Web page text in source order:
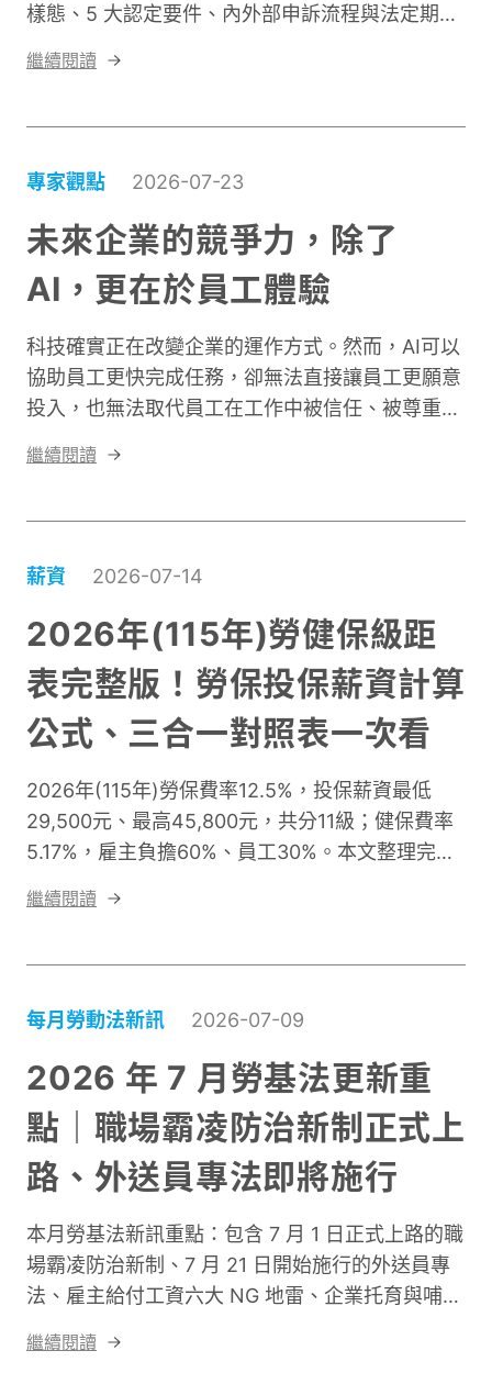
樣態、5 大認定要件、內外部申訴流程與法定期
與職場霸凌自我檢測，讓人資與員工快速因應新法
繼續閱讀
專家觀點 2026-07-23
未來企業的競爭力，除了
AI，更在於員工體驗
科技確實正在改變企業的運作方式。然而，AI可以
協助員工更快完成任務，卻無法直接讓員工更願意
投入，也無法取代員工在工作中被信任、被尊重與
的工具，通常會更願意嘗試與學習；但如果員工只
時，不能只關注系統是否上線、員工是否完成訓
練，更需要理解員工在轉型過程中的感受。
繼續閱讀
薪資 2026-07-14
2026年(115年)勞健保級距
表完整版！勞保投保薪資計算
公式、三合一對照表一次看
2026年(115年)勞保費率12.5%，投保薪資最低
29,500元、最高45,800元，共分11級；健保費率
5.17%，雇主負擔60%、員工30%。本文整理完整
式，以及部分工時特殊級距，附免費 Excel 三合一
繼續閱讀
每月勞動法新訊 2026-07-09
2026 年 7 月勞基法更新重
點｜職場霸凌防治新制正式上
路、外送員專法即將施行
本月勞基法新訊重點：包含 7 月 1 日正式上路的職
場霸凌防治新制、7 月 21 日開始施行的外送員專
法、雇主給付工資六大 NG 地雷、企業托育與哺集
繼續閱讀